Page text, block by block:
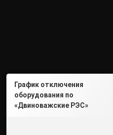
График отключения
оборудования по
«Двиноважские РЭС»